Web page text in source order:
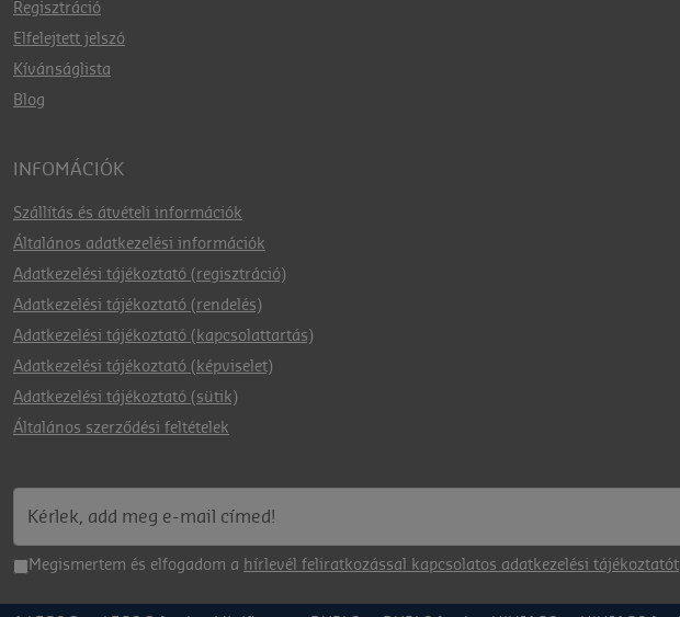
Regisztráció
Elfelejtett jelszó
Kívánságlista
Blog
INFOMÁCIÓK
Szállítás és átvételi információk
Általános adatkezelési információk
Adatkezelési tájékoztató (regisztráció)
Adatkezelési tájékoztató (rendelés)
Adatkezelési tájékoztató (kapcsolattartás)
Adatkezelési tájékoztató (képviselet)
Adatkezelési tájékoztató (sütik)
Általános szerződési feltételek
Megismertem és elfogadom a hírlevél feliratkozással kapcsolatos adatkezelési tájékoztatót